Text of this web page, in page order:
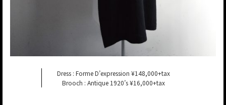
Dress : Forme D’expression ¥148,000+tax
Brooch : Antique 1920’s ¥16,000+tax